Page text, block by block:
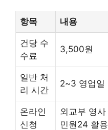
항목 내용
건당 수
수료
3,500원
일반 처
리 시간
2~3 영업일
온라인
신청
외교부 영사
민원24 활용